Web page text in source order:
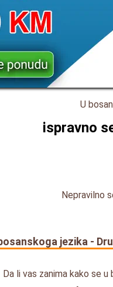
U
ispravno
Nepravilno
jezika -
Da li vas zanima kako se